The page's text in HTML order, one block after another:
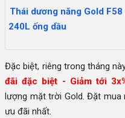
Thái dương năng Gold F58
240L ống dầu
Đặc biệt, riêng trong tháng
đãi đặc biệt - Giảm tới
lượng mặt trời Gold. Đặt
ưu đãi nhất.